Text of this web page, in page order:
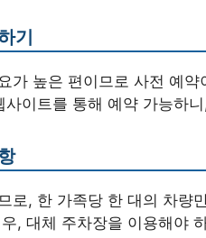
기
가 높은 편이므로 사전 예약
이트를 통해 예약 가능하
로, 한 가족당 한 대의 차량
, 대체 주차장을 이용해야